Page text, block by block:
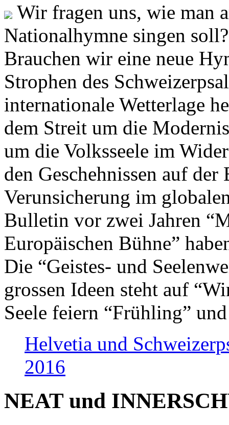
Wir fragen uns, wie man
Nationalhymne singen
Brauchen wir eine neue
Strophen des
internationale Wetterlage
dem Streit um die
um die Volksseele im
den Geschehnissen auf
Verunsicherung im
Bulletin vor zwei Jahren
Europäischen Bühne”
Die “Geistes- und
grossen Ideen steht auf
Seele feiern “Frühling”
Helvetia und
2016
NEAT und